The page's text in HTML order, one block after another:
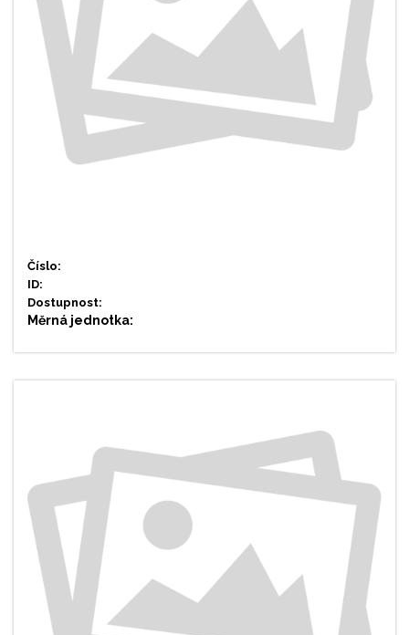
Číslo:
ID:
Dostupnost:
Měrná jednotka: